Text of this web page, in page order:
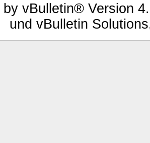
by vBulletin® Version
und vBulletin